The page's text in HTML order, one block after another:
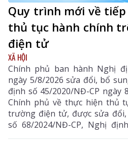
Quy trình mới về
thủ tục hành chính
điện tử
XÃ HỘI
Chính phủ ban hành Nghị
ngày 5/8/2026 sửa đổi, bổ
định số 45/2020/NĐ-CP ngày
Chính phủ về thực hiện thủ
trường điện tử, được sửa
số 68/2024/NĐ-CP, Nghị
Nghị định số 118/2025/NĐ-CP.